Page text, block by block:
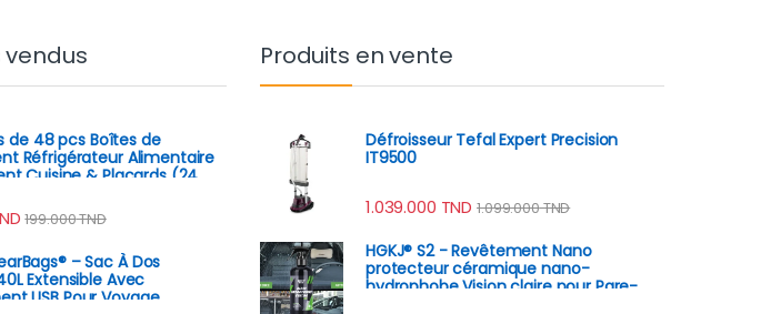
vendus
de 48 pcs Boîtes de
Réfrigérateur Alimentaire
Cuisine & Placards (24
199.000TND
– Sac À Dos
Extensible Avec
USB Pour Voyage
Produits en vente
Défroisseur Tefal Expert Precision
IT9500
1.039.000 TND 1.099.000TND
HGKJ® S2 - Revêtement Nano
protecteur céramique nano-
hydrophobe Vision claire pour Pare-